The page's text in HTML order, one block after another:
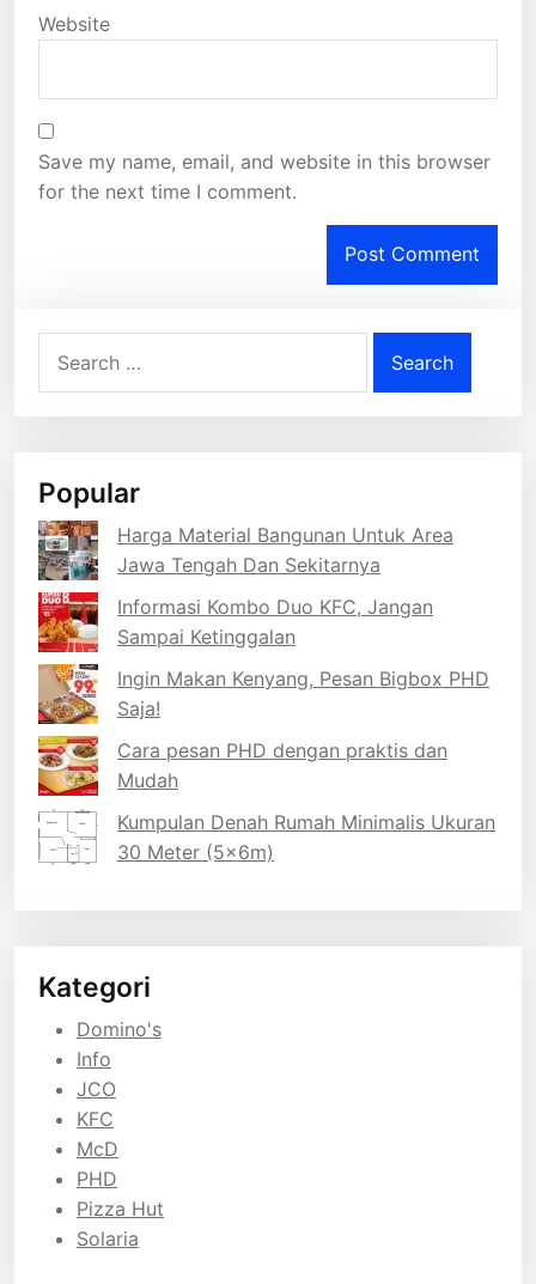
Website
Save my name, email, and website in this browser
for the next time I comment.
for:
Popular
Harga Material Bangunan Untuk Area
Jawa Tengah Dan Sekitarnya
Informasi Kombo Duo KFC, Jangan
Sampai Ketinggalan
Ingin Makan Kenyang, Pesan Bigbox PHD
Saja!
Cara pesan PHD dengan praktis dan
Mudah
Kumpulan Denah Rumah Minimalis Ukuran
30 Meter (5x6m)
Kategori
Domino's
Info
JCO
KFC
McD
PHD
Pizza Hut
Solaria